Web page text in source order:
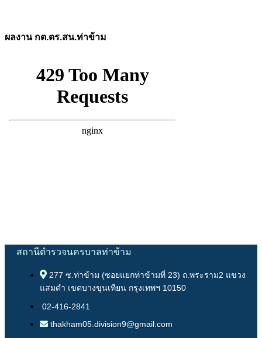
ผลงาน กต.ตร.สน.ท่าข้าม
สถานีตำรวจนครบาลท่าข้าม
277 ซ.ท่าข้าม (ซอยแยกท่าข้ามที่ 23) ถ.พระราม2 แขวง
แสมดำ เขตบางขุนเทียน กรุงเทพฯ 10150
02-416-2841
thakham05.division9@gmail.com